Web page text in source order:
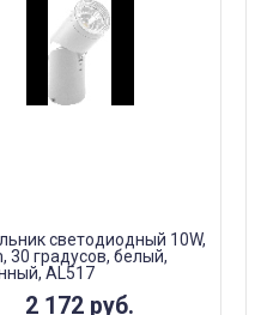
светодиодный 10W,
30 градусов, белый,
AL517
2 172 руб.